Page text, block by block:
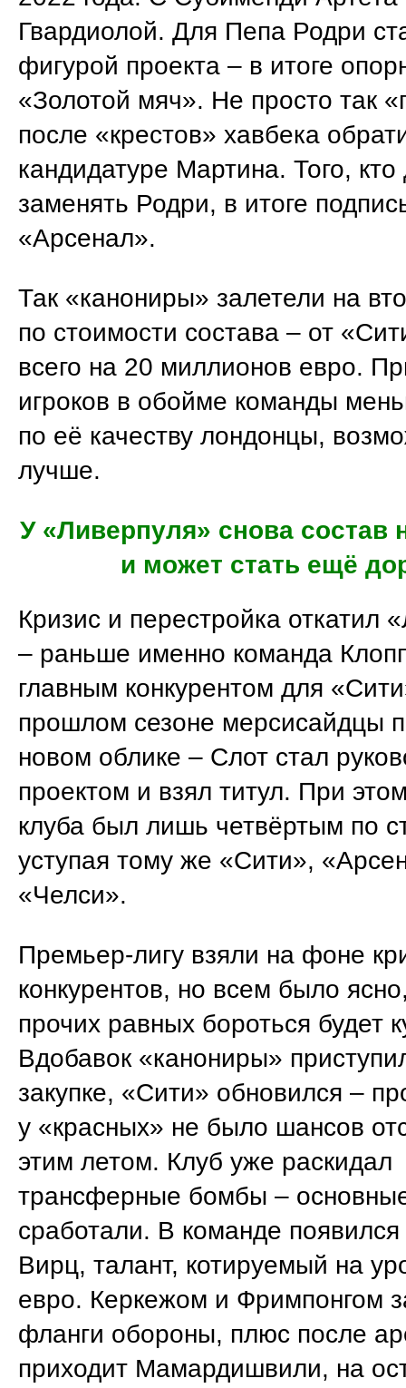
Гвардиолой. Для Пепа Родри
фигурой проекта – в итоге
«Золотой мяч». Не просто так
после «крестов» хавбека
кандидатуре Мартина. Того,
заменять Родри, в итоге
«Арсенал».
Так «канониры» залетели на
по стоимости состава – от
всего на 20 миллионов евро.
игроков в обойме команды
по её качеству лондонцы,
лучше.
У «Ливерпуля» снова состав
и может стать ещё
Кризис и перестройка откатил
– раньше именно команда
главным конкурентом для
прошлом сезоне мерсисайдцы
новом облике – Слот стал
проектом и взял титул. При
клуба был лишь четвёртым по
уступая тому же «Сити»,
«Челси».
Премьер-лигу взяли на фоне
конкурентов, но всем было
прочих равных бороться будет
Вдобавок «канониры»
закупке, «Сити» обновился –
у «красных» не было шансов
этим летом. Клуб уже раскидал
трансферные бомбы –
сработали. В команде
Вирц, талант, котируемый на
евро. Керкежом и Фримпонгом
фланги обороны, плюс после
приходит Мамардишвили, на